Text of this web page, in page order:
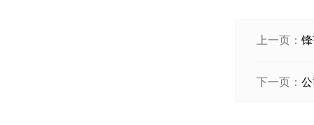
上一页：
下一页：